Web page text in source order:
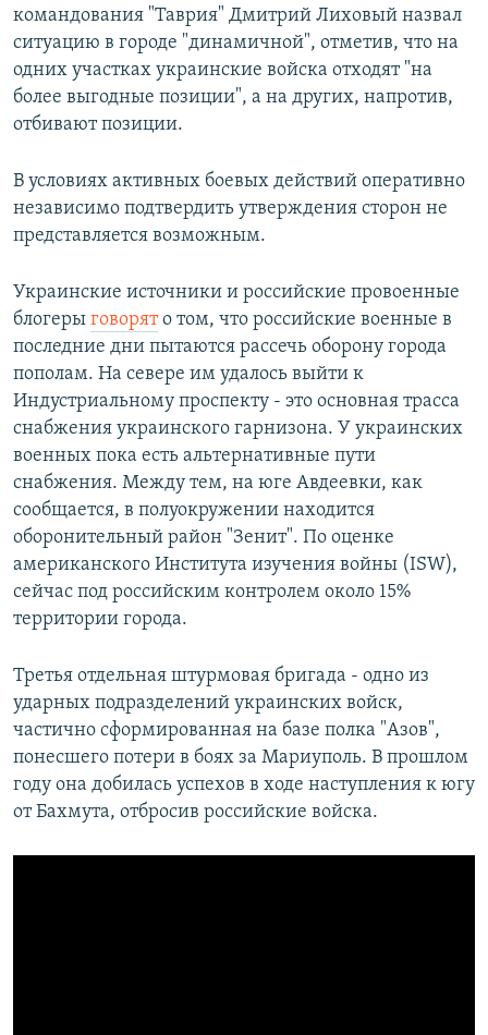
командования "Таврия" Дмитрий Лиховый назвал
ситуацию в городе "динамичной", отметив, что на
одних участках украинские войска отходят "на
более выгодные позиции", а на других, напротив,
отбивают позиции.
В условиях активных боевых действий оперативно
независимо подтвердить утверждения сторон не
представляется возможным.
Украинские источники и российские провоенные
блогеры говорято том, что российские военные в
последние дни пытаются рассечь оборону города
пополам. На севере им удалось выйти к
Индустриальному проспекту - это основная трасса
снабжения украинского гарнизона. У украинских
военных пока есть альтернативные пути
снабжения. Между тем, на юге Авдеевки, как
сообщается, в полуокружении находится
оборонительный район "Зенит". По оценке
американского Института изучения войны (ISW),
сейчас под российским контролем около 15%
территории города.
Третья отдельная штурмовая бригада - одно из
ударных подразделений украинских войск,
частично сформированная на базе полка "Азов",
понесшего потери в боях за Мариуполь. В прошлом
году она добилась успехов в ходе наступления к югу
от Бахмута, отбросив российские войска.